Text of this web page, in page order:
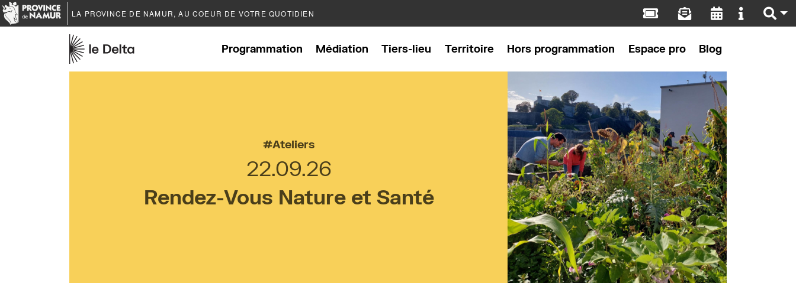
LA PROVINCE DE NAMUR, AU COEUR DE VOTRE QUOTIDIEN
Programmation Médiation Tiers-lieu Territoire Hors programmation Espace pro Blog
Ateliers
22.09.26
Rendez-Vous Nature et Santé